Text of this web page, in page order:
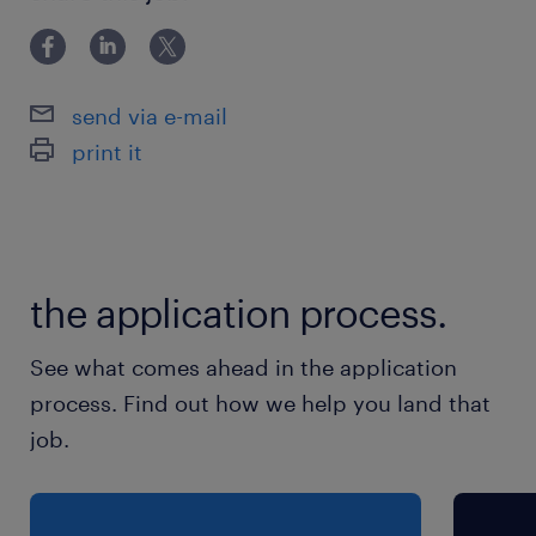
ou pour ceux qui aiment la variété.
(discutable selon le mandat).
Laurent, accessibles en transport en commun
et avec stationnement gratuit.
Responsabilités
send via e-mail
print it
the application process.
See what comes ahead in the application
process. Find out how we help you land that
job.